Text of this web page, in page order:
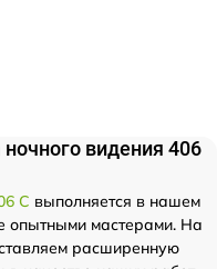
видения 406
С выполняется в нашем
опытными мастерами. На
расширенную